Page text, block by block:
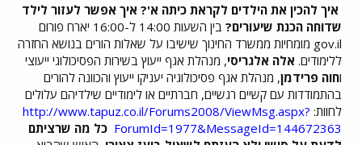
איך להכין את הילדים לקראת כיתה א'? איך אפשר לעזור לילד
שדוחה הכנת שיעורים?
בין השעות 14:00 ל-16:00 יארח פורום
gov.il מומחיות ממשרד החינוך שישיבו על שאלות הורים בנושא החזרה
ללימודים. אלה אלגריסי, מנהלת אגף ייעוץ בשירות הפסיכולוגי ייעוצי
וחוה פרידמן, מנהלת אגף פסיכולוגיה יעניקו ייעוץ והכוונה להורים
בהתמודדות עם קשיים רגשיים, חברתיים או לימודיים שילדיהם עלולים
לחוות: http://www.tapuz.co.il/Forums2008/ViewMsg.aspx?
ForumId=1977&MessageId=144672363 כל מה שרציתם